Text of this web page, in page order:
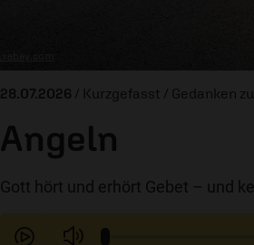
28.07.2026 / Kurzgefasst / Gedanken
Angeln
Gott hört und erhört Gebet – und